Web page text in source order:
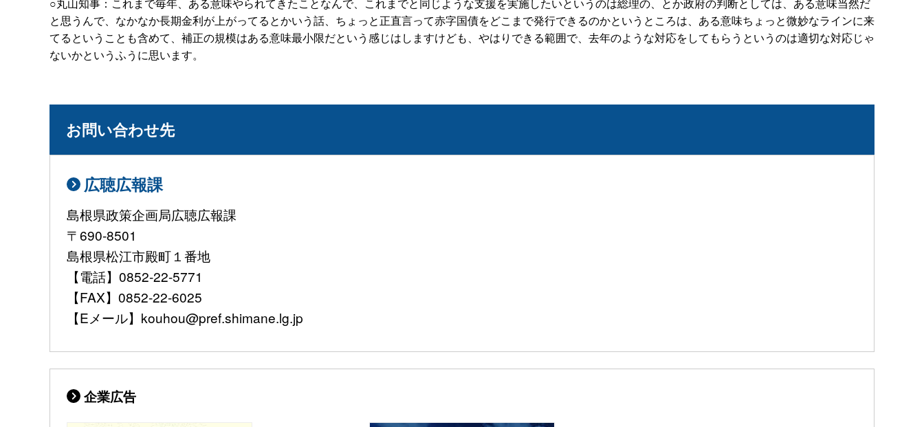
と思うんで、なかなか長期金利が上がってるとかいう話、ちょっと正直言って赤字国債をどこまで発行できるのかというところは、ある意味ちょっと微妙なラインに来
てるということも含めて、補正の規模はある意味最小限だという感じはしますけども、やはりできる範囲で、去年のような対応をしてもらうというのは適切な対応じゃ
ないかというふうに思います。
お問い合わせ先
広聴広報課
島根県政策企画局広聴広報課
〒690-8501
島根県松江市殿町１番地
【電話】0852-22-5771
【FAX】0852-22-6025
【Eメール】kouhou@pref.shimane.lg.jp
企業広告